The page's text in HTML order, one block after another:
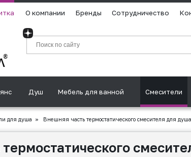
О компании Бренды Сотрудничество
Душ Мебель для ванной Смесители
для душа » Внешняя часть термостатического смесителя для